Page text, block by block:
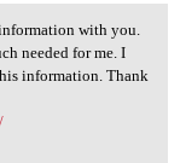
with you.
needed for me. I
information. Thank